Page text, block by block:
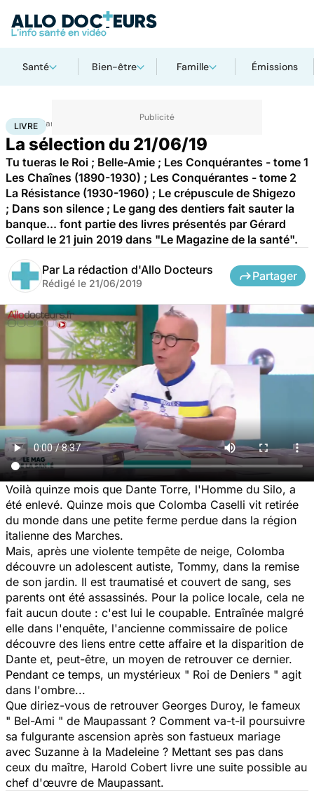
Santé Bien-être Famille Émissions
Accueil Santé
LIVRE
La sélection du 21/06/19
Tu tueras le Roi ; Belle-Amie ; Les Conquérantes - tome 1
Les Chaînes (1890-1930) ; Les Conquérantes - tome 2
La Résistance (1930-1960) ; Le crépuscule de Shigezo
; Dans son silence ; Le gang des dentiers fait sauter la
banque... font partie des livres présentés par Gérard
Collard le 21 juin 2019 dans "Le Magazine de la santé".
Par La rédaction d'Allo Docteurs
Rédigé le 21/06/2019
Partager
Voilà quinze mois que Dante Torre, l'Homme du Silo, a
été enlevé. Quinze mois que Colomba Caselli vit retirée
du monde dans une petite ferme perdue dans la région
italienne des Marches.
Mais, après une violente tempête de neige, Colomba
découvre un adolescent autiste, Tommy, dans la remise
de son jardin. Il est traumatisé et couvert de sang, ses
parents ont été assassinés. Pour la police locale, cela ne
fait aucun doute : c'est lui le coupable. Entraînée malgré
elle dans l'enquête, l'ancienne commissaire de police
découvre des liens entre cette affaire et la disparition de
Dante et, peut-être, un moyen de retrouver ce dernier.
Pendant ce temps, un mystérieux " Roi de Deniers " agit
dans l'ombre...
Que diriez-vous de retrouver Georges Duroy, le fameux
" Bel-Ami " de Maupassant ? Comment va-t-il poursuivre
sa fulgurante ascension après son fastueux mariage
avec Suzanne à la Madeleine ? Mettant ses pas dans
ceux du maître, Harold Cobert livre une suite possible au
chef d'œuvre de Maupassant.